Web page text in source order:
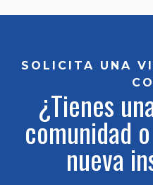
SOLICITA UNA
¿Tienes
comunidad
nueva